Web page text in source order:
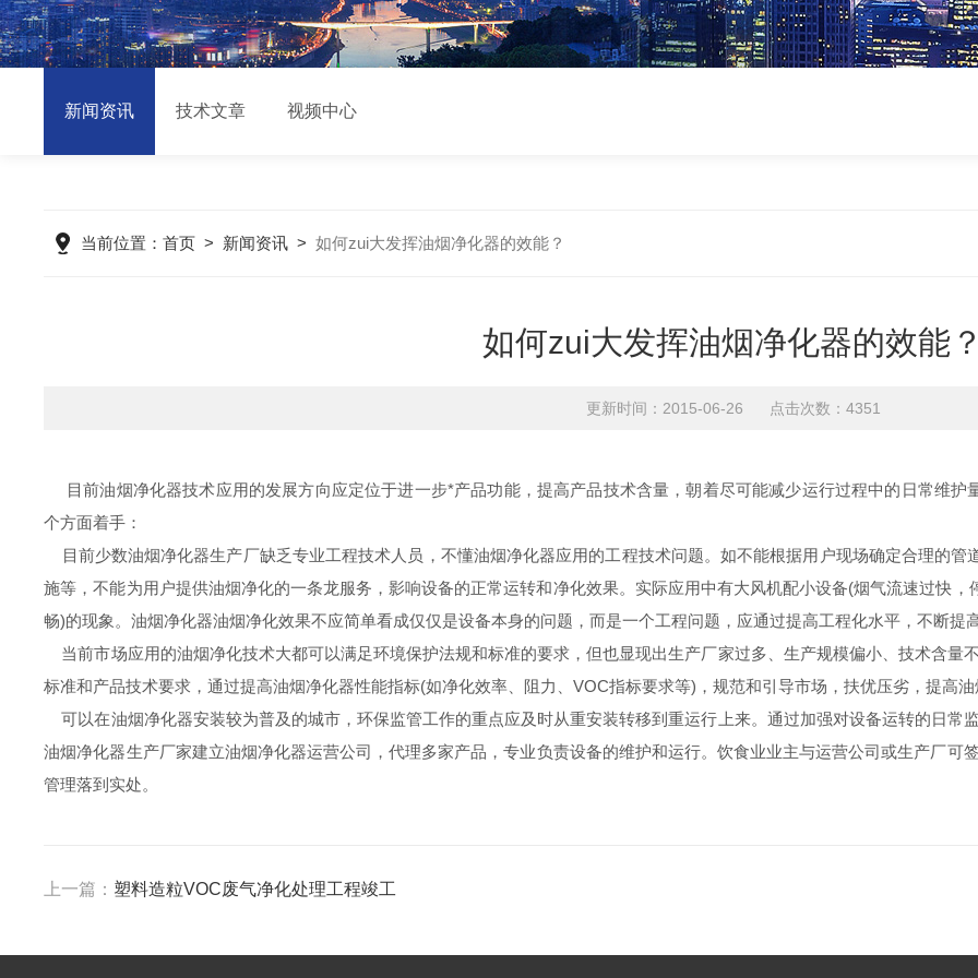
新闻资讯 技术文章 视频中心
当前位置：首页 > 新闻资讯 >如何zui大发挥油烟净化器的效能？
如何zui大发挥油烟净化器的效能
更新时间：2015-06-26 点击次数：4351
目前油烟净化器技术应用的发展方向应定位于进一步*产品功能，提高产品技术含量，朝着尽可能减少运行过程中的日常维护
个方面着手：
目前少数油烟净化器生产厂缺乏专业工程技术人员，不懂油烟净化器应用的工程技术问题。如不能根据用户现场确定合理的
施等，不能为用户提供油烟净化的一条龙服务，影响设备的正常运转和净化效果。实际应用中有大风机配小设备(烟气流速过快
畅)的现象。油烟净化器油烟净化效果不应简单看成仅仅是设备本身的问题，而是一个工程问题，应通过提高工程化水平，不断提
当前市场应用的油烟净化技术大都可以满足环境保护法规和标准的要求，但也显现出生产厂家过多、生产规模偏小、技术含量
标准和产品技术要求，通过提高油烟净化器性能指标(如净化效率、阻力、VOC指标要求等)，规范和引导市场，扶优压劣，提高
可以在油烟净化器安装较为普及的城市，环保监管工作的重点应及时从重安装转移到重运行上来。通过加强对设备运转的日常
油烟净化器生产厂家建立油烟净化器运营公司，代理多家产品，专业负责设备的维护和运行。饮食业业主与运营公司或生产厂可
管理落到实处。
上一篇： 塑料造粒VOC废气净化处理工程竣工